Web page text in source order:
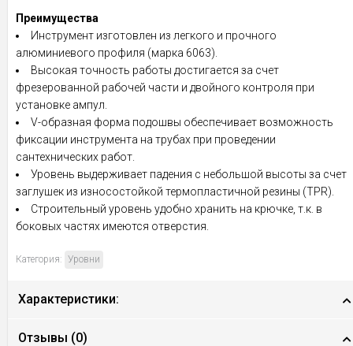
Преимущества
Инструмент изготовлен из легкого и прочного
алюминиевого профиля (марка 6063).
Высокая точность работы достигается за счет
фрезерованной рабочей части и двойного контроля при
установке ампул.
V-образная форма подошвы обеспечивает возможность
фиксации инструмента на трубах при проведении
сантехнических работ.
Уровень выдерживает падения с небольшой высоты за счет
заглушек из износостойкой термопластичной резины (TPR).
Строительный уровень удобно хранить на крючке, т.к. в
боковых частях имеются отверстия.
Категория: Уровни
Характеристики:
Отзывы (0)